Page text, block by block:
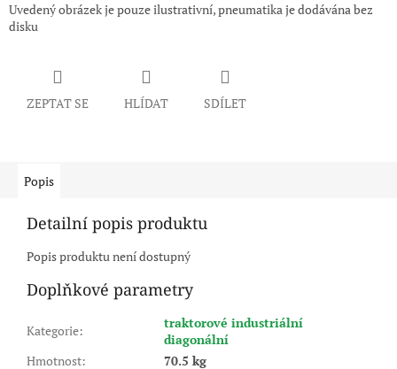
Uvedený obrázek je pouze ilustrativní, pneumatika je dodávána bez
disku
ZEPTAT SE HLÍDAT SDÍLET
Popis
Detailní popis produktu
Popis produktu není dostupný
Doplňkové parametry
Kategorie:
traktorové industriální
diagonální
Hmotnost: 70.5 kg